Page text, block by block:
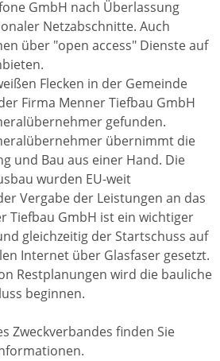
GmbH nach Überlassung
Netzabschnitte. Auch
über "open access" Dienste auf
Flecken in der Gemeinde
Firma Menner Tiefbau GmbH
gefunden.
übernimmt die
und Bau aus einer Hand. Die
wurden EU-weit
Vergabe der Leistungen an das
Tiefbau GmbH ist ein wichtiger
gleichzeitig der Startschuss auf
Internet über Glasfaser gesetzt.
Restplanungen wird die bauliche
beginnen.
Zweckverbandes finden Sie